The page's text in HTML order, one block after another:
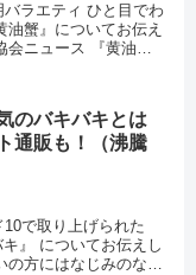
ラエティ ひと目でわ
蟹』についてお伝え
のバキバキとは
通販も！（沸騰
えし